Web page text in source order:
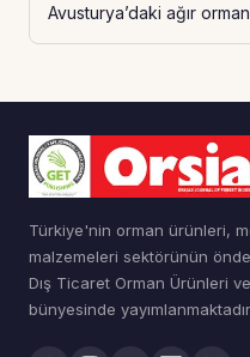
Avusturya’daki ağır
Türkiye'nin orman ürünleri,
malzemeleri sektörünün
Dış Ticaret Orman Ürünleri
bünyesinde